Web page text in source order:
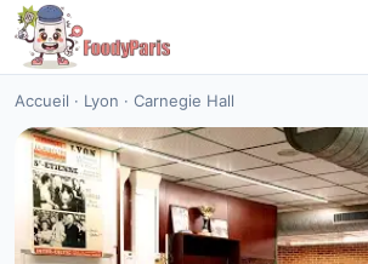
Accueil · Lyon · Carnegie Hall